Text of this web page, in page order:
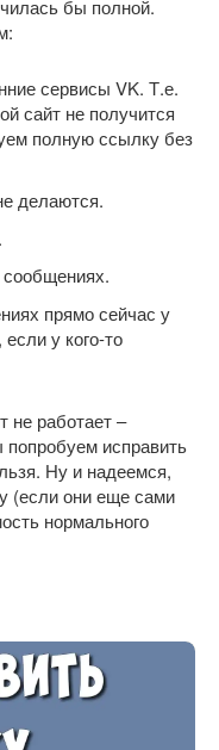
бы полной.
сервисы VK. Т.е.
сайт не получится
полную ссылку без
делаются.
прямо сейчас у
у кого-то
не работает –
исправить
Ну и надеемся,
(если они еще сами
нормального